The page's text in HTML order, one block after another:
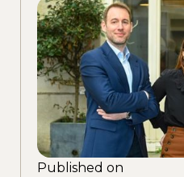
Published on